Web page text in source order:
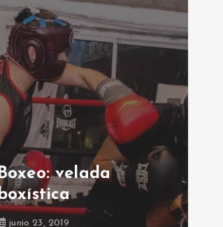
Deportes de
contacto: ¡nueva
actividad!
junio 17, 2019